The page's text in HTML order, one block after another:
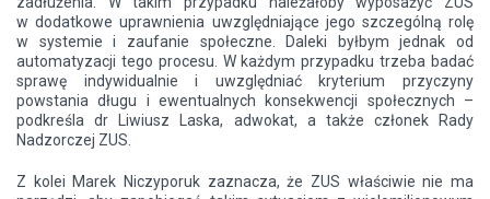
w dodatkowe uprawnienia uwzględniające jego szczególną rolę
w systemie i zaufanie społeczne. Daleki byłbym jednak od
automatyzacji tego procesu. W każdym przypadku trzeba badać
sprawę indywidualnie i uwzględniać kryterium przyczyny
powstania długu i ewentualnych konsekwencji społecznych –
podkreśla dr Liwiusz Laska, adwokat, a także członek Rady
Nadzorczej ZUS.
Z kolei Marek Niczyporuk zaznacza, że ZUS właściwie nie ma